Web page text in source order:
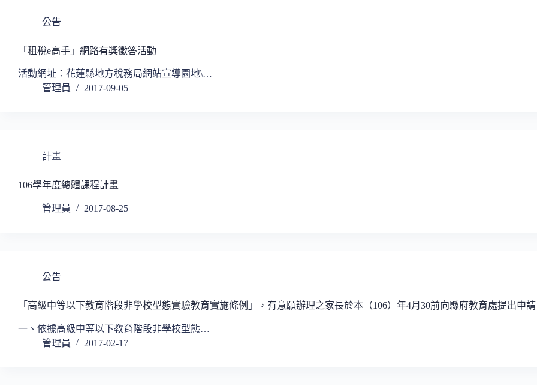
公告
「租稅e高手」網路有獎徵答活動
活動網址：花蓮縣地方稅務局網站宣導園地\…
管理員
2017-09-05
計畫
106學年度總體課程計畫
管理員 2017-08-25
公告
「高級中等以下教育階段非學校型態實驗教育實施條例」，有意願辦理之家長於本（106）年4月30前向縣府教育處提出申
一、依據高級中等以下教育階段非學校型態…
管理員
2017-02-17